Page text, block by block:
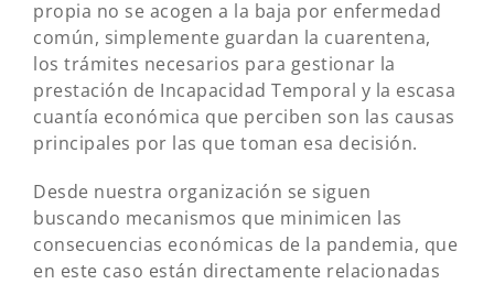
propia no se acogen a la baja por enfermedad
común, simplemente guardan la cuarentena,
los trámites necesarios para gestionar la
prestación de Incapacidad Temporal y la escasa
cuantía económica que perciben son las causas
principales por las que toman esa decisión.
Desde nuestra organización se siguen
buscando mecanismos que minimicen las
consecuencias económicas de la pandemia, que
en este caso están directamente relacionadas